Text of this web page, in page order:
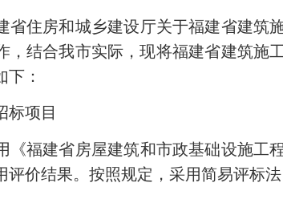
房和城乡建设厅关于福建省建筑施
，结合我市实际，现将福建省建筑施
：
项目
建省房屋建筑和市政基础设施工程
评价结果。按照规定，采用简易评标